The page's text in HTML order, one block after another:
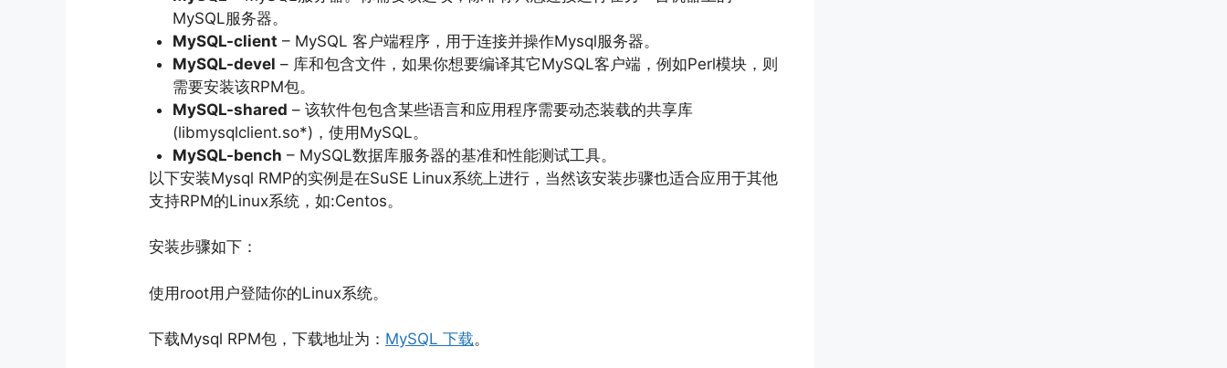
MySQL服务器。
MySQL-client – MySQL 客户端程序，用于连接并操作Mysql服务器。
MySQL-devel – 库和包含文件，如果你想要编译其它MySQL客户端，例如Perl模块，则
需要安装该RPM包。
MySQL-shared – 该软件包包含某些语言和应用程序需要动态装载的共享库
(libmysqlclient.so*)，使用MySQL。
MySQL-bench – MySQL数据库服务器的基准和性能测试工具。
以下安装Mysql RMP的实例是在SuSE Linux系统上进行，当然该安装步骤也适合应用于其他
支持RPM的Linux系统，如:Centos。
安装步骤如下：
使用root用户登陆你的Linux系统。
下载Mysql RPM包，下载地址为： MySQL 下载。